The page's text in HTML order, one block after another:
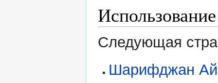
Следующая
Шарифджан